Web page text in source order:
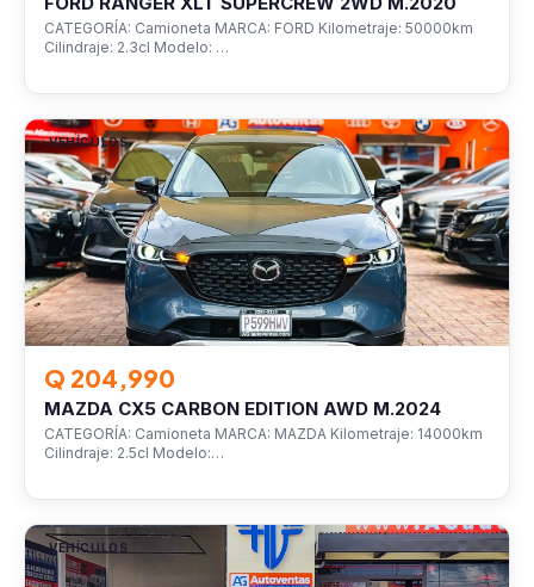
CATEGORÍA: Camioneta MARCA: FORD Kilometraje: 50000km
Cilindraje: 2.3cl Modelo: …
VEHÍCULOS
Q 204,990
MAZDA CX5 CARBON EDITION AWD M.2024
CATEGORÍA: Camioneta MARCA: MAZDA Kilometraje: 14000km
Cilindraje: 2.5cl Modelo:…
VEHÍCULOS